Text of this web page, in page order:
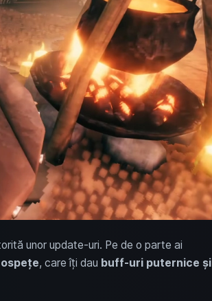
unor update-uri. Pe de o parte ai
ospețe, care îți dau buff-uri puternice și